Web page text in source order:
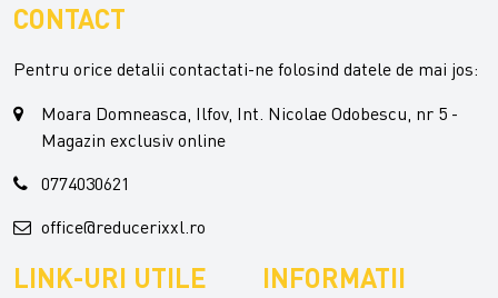
CONTACT
Pentru orice detalii contactati-ne folosind datele de mai jos:
Moara Domneasca, Ilfov, Int. Nicolae Odobescu, nr 5 -
Magazin exclusiv online
0774030621
office@reducerixxl.ro
LINK-URI UTILE INFORMATII